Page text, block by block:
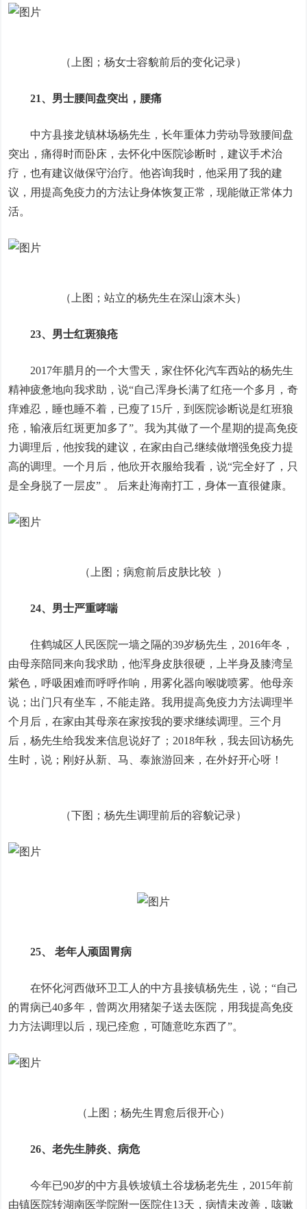
（上图；杨女士容貌前后的变化记录）
21、男士腰间盘突出，腰痛
中方县接龙镇林场杨先生，长年重体力劳动导致腰间盘
突出，痛得时而卧床，去怀化中医院诊断时，建议手术治
疗，也有建议做保守治疗。他咨询我时，他采用了我的建
议，用提高免疫力的方法让身体恢复正常，现能做正常体力
活。
（上图；站立的杨先生在深山滚木头）
23、男士红斑狼疮
2017年腊月的一个大雪天，家住怀化汽车西站的杨先生
精神疲惫地向我求助，说“自己浑身长满了红疮一个多月，奇
痒难忍，睡也睡不着，已瘦了15斤，到医院诊断说是红班狼
疮，输液后红斑更加多了”。我为其做了一个星期的提高免疫
力调理后，他按我的建议，在家由自己继续做增强免疫力提
高的调理。一个月后，他欣开衣服给我看，说“完全好了，只
是全身脱了一层皮” 。 后来赴海南打工，身体一直很健康。
（上图；病愈前后皮肤比较 ）
24、男士严重哮喘
住鹤城区人民医院一墙之隔的39岁杨先生，2016年冬，
由母亲陪同来向我求助，他浑身皮肤很硬，上半身及膝湾呈
紫色，呼吸困难而呼呼作响，用雾化器向喉咙喷雾。他母亲
说；出门只有坐车，不能走路。我用提高免疫力方法调理半
个月后，在家由其母亲在家按我的要求继续调理。三个月
后，杨先生给我发来信息说好了；2018年秋，我去回访杨先
生时，说；刚好从新、马、泰旅游回来，在外好开心呀！
（下图；杨先生调理前后的容貌记录）
25、 老年人顽固胃病
在怀化河西做环卫工人的中方县接镇杨先生，说；“自己
的胃病已40多年，曾两次用猪架子送去医院，用我提高免疫
力方法调理以后，现已痊愈，可随意吃东西了”。
（上图；杨先生胃愈后很开心）
26、老先生肺炎、病危
今年已90岁的中方县铁坡镇土谷垅杨老先生，2015年前
由镇医院转湖南医学院附一医院住13天，病情未改善，咳嗽